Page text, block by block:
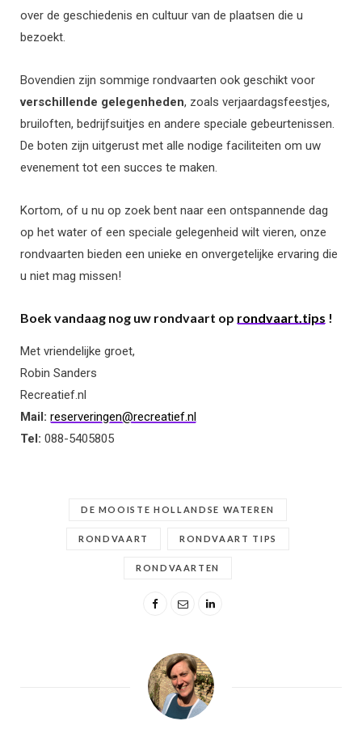
over de geschiedenis en cultuur van de plaatsen die u
bezoekt.
Bovendien zijn sommige rondvaarten ook geschikt voor
verschillende gelegenheden, zoals verjaardagsfeestjes,
bruiloften, bedrijfsuitjes en andere speciale gebeurtenissen.
De boten zijn uitgerust met alle nodige faciliteiten om uw
evenement tot een succes te maken.
Kortom, of u nu op zoek bent naar een ontspannende dag
op het water of een speciale gelegenheid wilt vieren, onze
rondvaarten bieden een unieke en onvergetelijke ervaring die
u niet mag missen!
Boek vandaag nog uw rondvaart op rondvaart.tips !
Met vriendelijke groet,
Robin Sanders
Recreatief.nl
Mail: reserveringen@recreatief.nl
Tel: 088-5405805
DE MOOISTE HOLLANDSE WATEREN
RONDVAART RONDVAART TIPS
RONDVAARTEN